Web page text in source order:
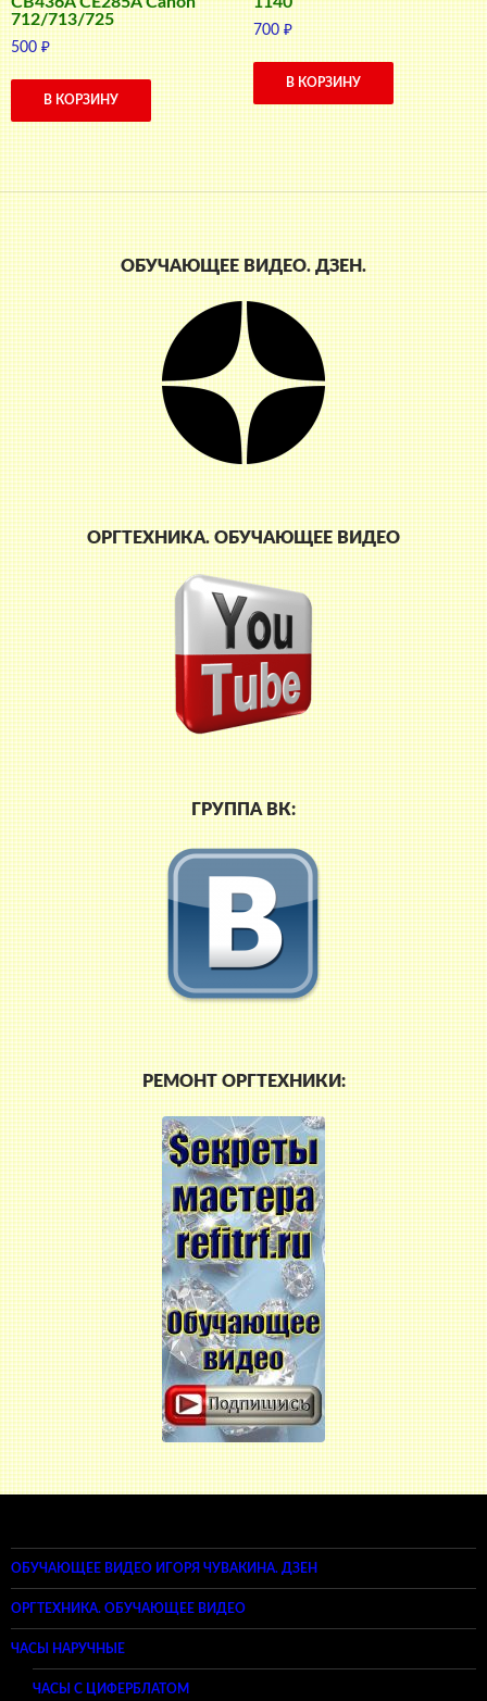
712/713/725
500₽
В КОРЗИНУ
700₽
В КОРЗИНУ
ОБУЧАЮЩЕЕ ВИДЕО. ДЗЕН.
ОРГТЕХНИКА. ОБУЧАЮЩЕЕ ВИДЕО
ГРУППА ВК:
РЕМОНТ ОРГТЕХНИКИ:
ОБУЧАЮЩЕЕ ВИДЕО ИГОРЯ ЧУВАКИНА. ДЗЕН
ОРГТЕХНИКА. ОБУЧАЮЩЕЕ ВИДЕО
ЧАСЫ НАРУЧНЫЕ
ЧАСЫ С ЦИФЕРБЛАТОМ